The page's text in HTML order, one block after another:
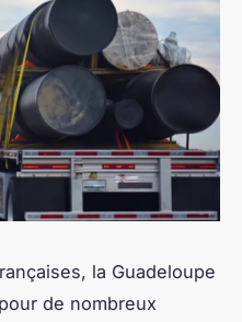
la Guadeloupe
de nombreux